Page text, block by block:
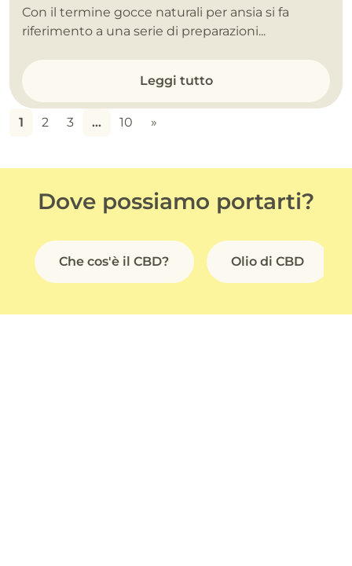
Con il termine gocce naturali per ansia si fa
riferimento a una serie di preparazioni...
Leggi tutto
1 2 3 … 10 »
Dove possiamo portarti?
Che cos'è il CBD? Olio di CBD